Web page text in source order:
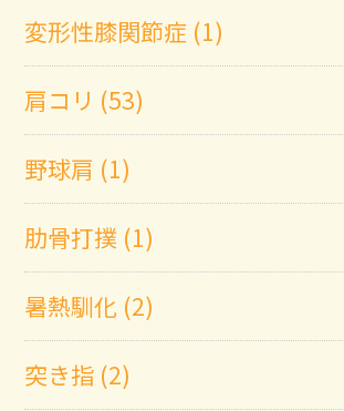
変形性膝関節症 (1)
肩コリ (53)
野球肩 (1)
肋骨打撲 (1)
暑熱馴化 (2)
突き指 (2)